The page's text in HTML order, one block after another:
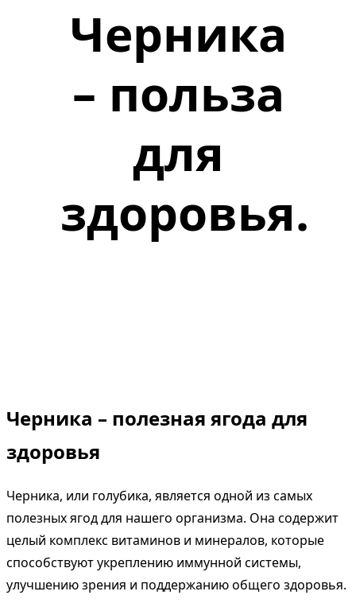
Черника
– польза
для
здоровья.
Черника – полезная ягода для
здоровья
Черника, или голубика, является одной из самых
полезных ягод для нашего организма. Она содержит
целый комплекс витаминов и минералов, которые
способствуют укреплению иммунной системы,
улучшению зрения и поддержанию общего здоровья.